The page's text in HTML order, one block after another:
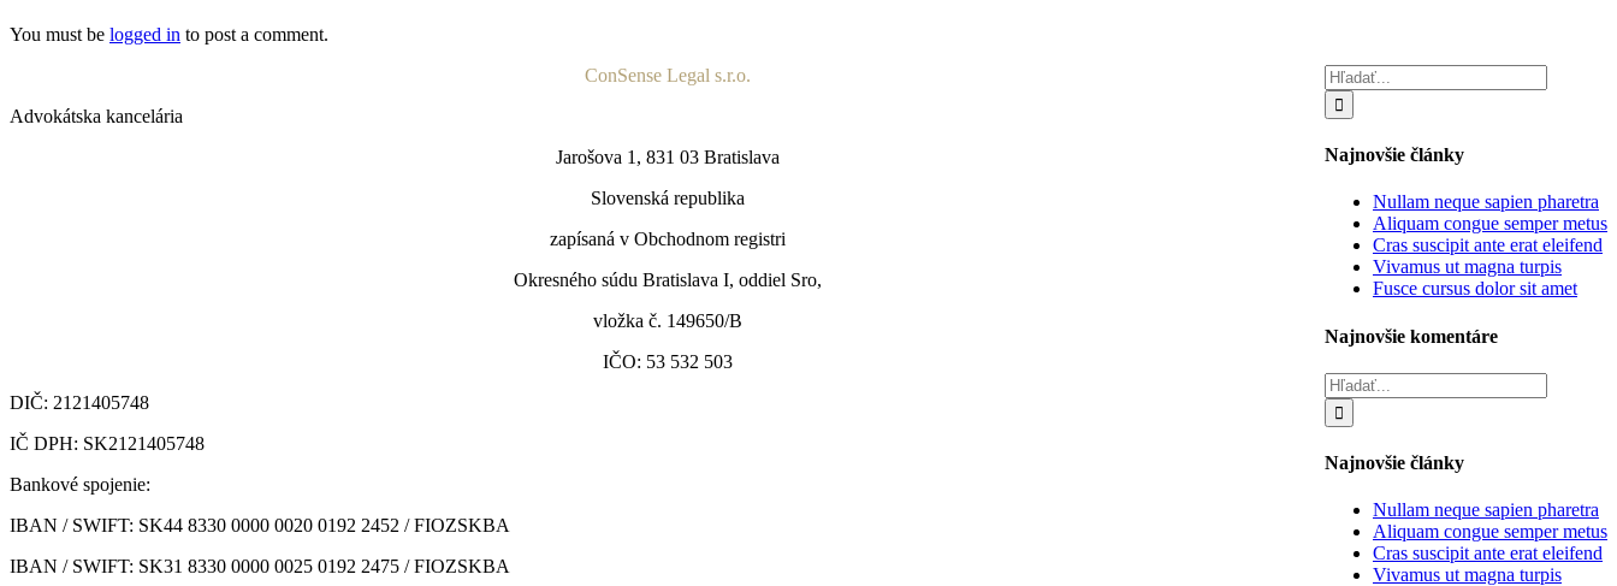
You must be logged in to post a comment.
Hľadať:
Najnovšie články
Nullam neque sapien pharetra
Aliquam congue semper metus
Cras suscipit ante erat eleifend
Vivamus ut magna turpis
Fusce cursus dolor sit amet
Najnovšie komentáre
Hľadať:
Najnovšie články
Nullam neque sapien pharetra
Aliquam congue semper metus
Cras suscipit ante erat eleifend
Vivamus ut magna turpis
ConSense Legal s.r.o.
Advokátska kancelária
Jarošova 1, 831 03 Bratislava
Slovenská republika
zapísaná v Obchodnom registri
Okresného súdu Bratislava I, oddiel Sro,
vložka č. 149650/B
IČO: 53 532 503
DIČ: 2121405748
IČ DPH: SK2121405748
Bankové spojenie:
IBAN / SWIFT: SK44 8330 0000 0020 0192 2452 /FIOZSKBA
IBAN / SWIFT: SK31 8330 0000 0025 0192 2475 / FIOZSKBA